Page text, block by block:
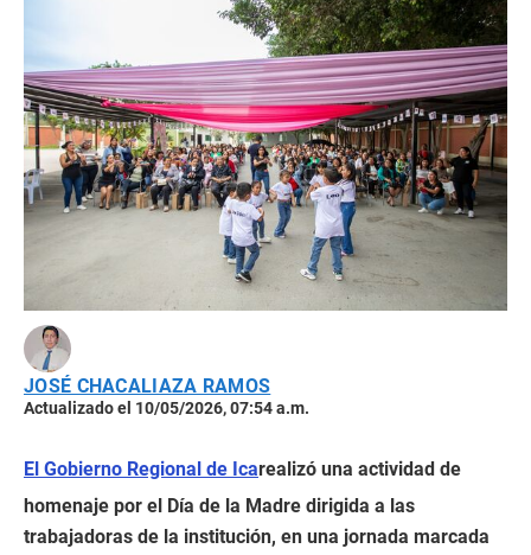
JOSÉ CHACALIAZA RAMOS
Actualizado el 10/05/2026, 07:54 a.m.
El Gobierno Regional de Icarealizó una actividad de
homenaje por el Día de la Madre dirigida a las
trabajadoras de la institución, en una jornada marcada